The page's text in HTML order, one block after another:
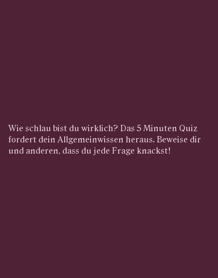
Wie schlau bist du wirklich? Das 5 Minuten Quiz
fordert dein Allgemeinwissen heraus. Beweise dir
und anderen, dass du jede Frage knackst!